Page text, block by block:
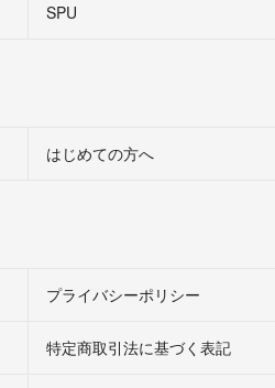
SPU
はじめての方へ
プライバシーポリシー
特定商取引法に基づく表記